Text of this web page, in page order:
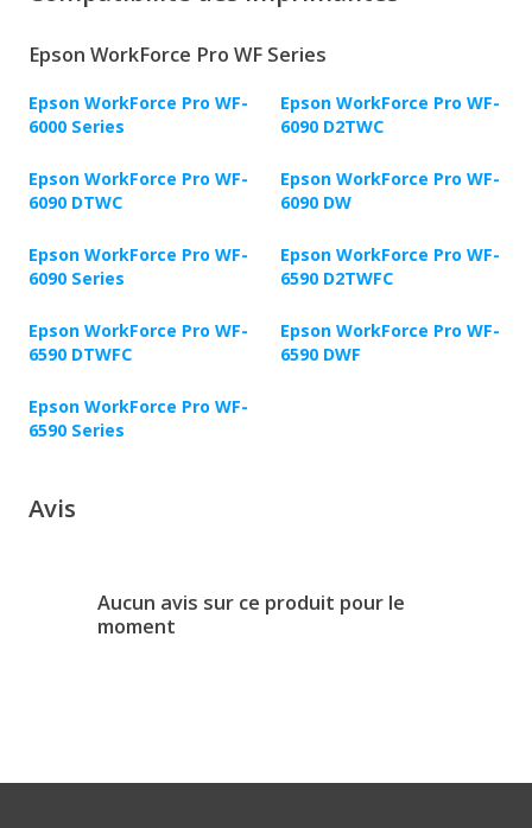
Epson WorkForce Pro WF Series
Epson WorkForce Pro WF-
6000 Series
Epson WorkForce Pro WF-
6090 D2TWC
Epson WorkForce Pro WF-
6090 DTWC
Epson WorkForce Pro WF-
6090 DW
Epson WorkForce Pro WF-
6090 Series
Epson WorkForce Pro WF-
6590 D2TWFC
Epson WorkForce Pro WF-
6590 DTWFC
Epson WorkForce Pro WF-
6590 DWF
Epson WorkForce Pro WF-
6590 Series
Avis
Aucun avis sur ce produit pour le
moment